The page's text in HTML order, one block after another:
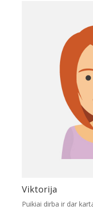
Viktorija
Puikiai dirba ir dar